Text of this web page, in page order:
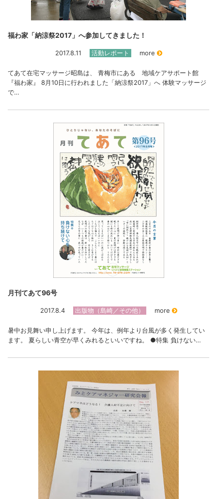
福わ家「納涼祭2017」へ参加してきました！
2017.8.11 活動レポート more
てあて在宅マッサージ昭島は、 青梅市にある 地域ケアサポート館
『福わ家』 8月10日に行われました「納涼祭2017」へ 体験マッサージ
で…
月刊てあて96号
2017.8.4 出版物（島崎／その他） more
暑中お見舞い申し上げます。 今年は、例年より台風が多く発生してい
ます。 夏らしい青空が早くみれるといいですね。 ●特集 負けない…